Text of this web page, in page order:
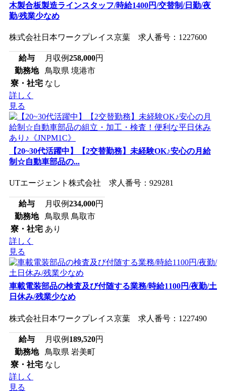
木製合板製造ラインスタッフ/時給1400円/交替制/日勤/夜
勤/残業少なめ
株式会社日本ワークプレイス京葉 求人番号：1227600
給与 月収例258,000円
勤務地
鳥取県 境港市
寮・社宅 なし
詳しく
見る
【20~30代活躍中】【2交替勤務】未経験OK♪安心の月給
制☆自動車部品の...
UTエージェント株式会社 求人番号：929281
給与 月収例234,000円
勤務地
鳥取県 鳥取市
寮・社宅 あり
詳しく
見る
車載電装部品の検査及び付随する業務/時給1100円/夜勤/土
日休み/残業少なめ
株式会社日本ワークプレイス京葉 求人番号：1227490
給与 月収例 189,520円
勤務地
鳥取県 岩美町
寮・社宅 なし
詳しく
見る